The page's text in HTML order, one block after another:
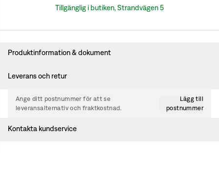
Tillgänglig i butiken, Strandvägen 5
Produktinformation & dokument
Leverans och retur
Ange ditt postnummer för att se
leveransalternativ och fraktkostnad.
Lägg till
postnummer
Kontakta kundservice